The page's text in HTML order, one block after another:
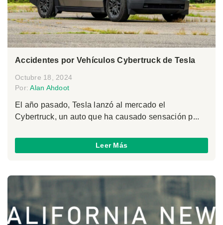
Accidentes por Vehículos Cybertruck de Tesla
Octubre 18, 2024
Por:Alan Ahdoot
El año pasado, Tesla lanzó al mercado el
Cybertruck, un auto que ha causado sensación p...
Leer Más